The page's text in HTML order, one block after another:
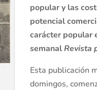
popular y las
potencial
carácter popular
semanalRevista
Esta publicación
domingos,